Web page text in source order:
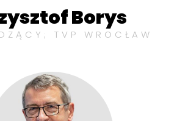
Borys
TVP WROCŁAW